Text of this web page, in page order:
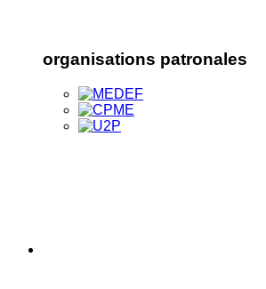
organisations patronales